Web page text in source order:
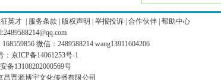
英才 服务条款 版权声明 举报投诉| 合作伙伴| 帮助中心
微信：2489588214 wang13911604206
： 京ICP备14061253号-1
备13108202000569号
昌晋源博宇文化传播有限公司